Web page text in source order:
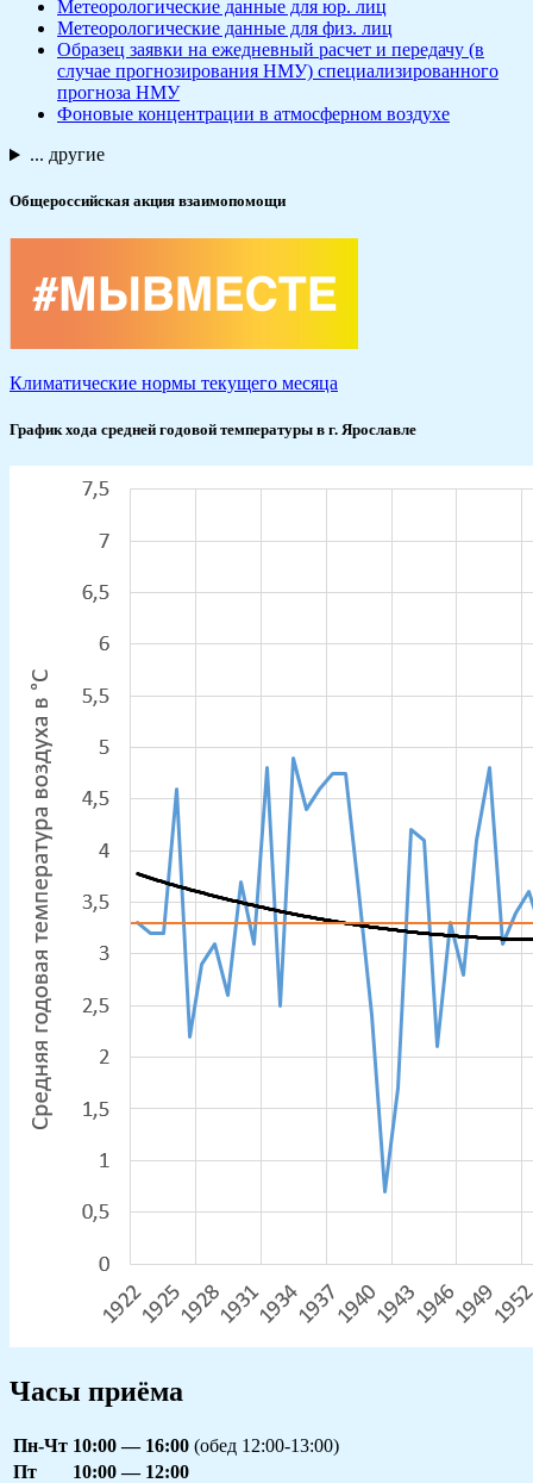
Метеорологические данные для юр. лиц
Метеорологические данные для физ. лиц
Образец заявки на ежедневный расчет и передачу (в
случае прогнозирования НМУ) специализированного
прогноза НМУ
Фоновые концентрации в атмосферном воздухе
... другие
Общероссийская акция взаимопомощи
Климатические нормы текущего месяца
График хода средней годовой температуры в г. Ярославле
Часы приёма
Пн-Чт 10:00 — 16:00 (обед 12:00-13:00)
Пт
10:00 — 12:00